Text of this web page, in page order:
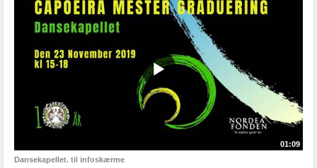
01:09
Dansekapellet. til infoskærme